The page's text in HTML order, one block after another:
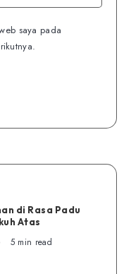
saya pada
di Rasa Padu
Atas
5 min read